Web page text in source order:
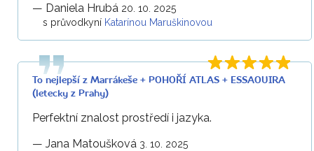
— Daniela Hrubá 20. 10. 2025
s průvodkyní Katarínou Maruškinovou
To nejlepší z Marrákeše + POHOŘÍ ATLAS + ESSAOUIRA
(letecky z Prahy)
Perfektní znalost prostředí i jazyka.
— Jana Matoušková 3. 10. 2025